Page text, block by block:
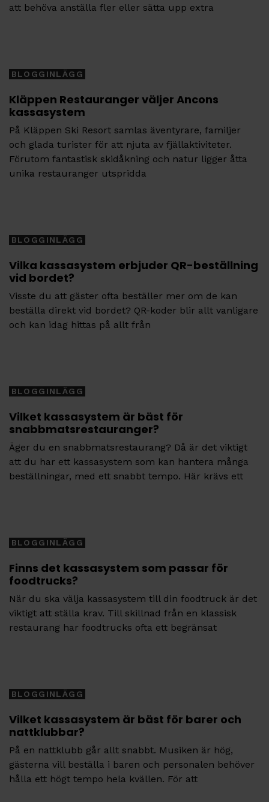
att behöva anställa fler eller sätta upp extra
BLOGGINLÄGG
Kläppen Restauranger väljer Ancons
kassasystem
På Kläppen Ski Resort samlas äventyrare, familjer
och glada turister för att njuta av fjällaktiviteter.
Förutom fantastisk skidåkning och natur ligger åtta
unika restauranger utspridda
BLOGGINLÄGG
Vilka kassasystem erbjuder QR-beställning
vid bordet?
Visste du att gäster ofta beställer mer om de kan
beställa direkt vid bordet? QR-koder blir allt vanligare
och kan idag hittas på allt från
BLOGGINLÄGG
Vilket kassasystem är bäst för
snabbmatsrestauranger?
Äger du en snabbmatsrestaurang? Då är det viktigt
att du har ett kassasystem som kan hantera många
beställningar, med ett snabbt tempo. Här krävs ett
BLOGGINLÄGG
Finns det kassasystem som passar för
foodtrucks?
När du ska välja kassasystem till din foodtruck är det
viktigt att ställa krav. Till skillnad från en klassisk
restaurang har foodtrucks ofta ett begränsat
BLOGGINLÄGG
Vilket kassasystem är bäst för barer och
nattklubbar?
På en nattklubb går allt snabbt. Musiken är hög,
gästerna vill beställa i baren och personalen behöver
hålla ett högt tempo hela kvällen. För att